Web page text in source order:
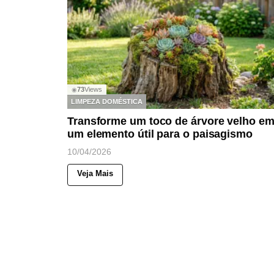
◉73Views
LIMPEZA DOMÉSTICA
Transforme um toco de árvore velho em
um elemento útil para o paisagismo
10/04/2026
Veja Mais